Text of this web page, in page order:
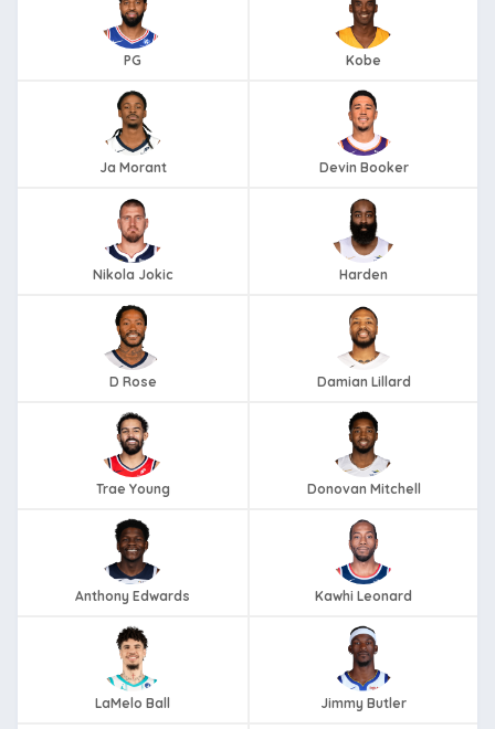
PG Kobe
Ja Morant Devin Booker
Nikola Jokic Harden
D Rose Damian Lillard
Trae Young Donovan Mitchell
Anthony Edwards Kawhi Leonard
LaMelo Ball Jimmy Butler